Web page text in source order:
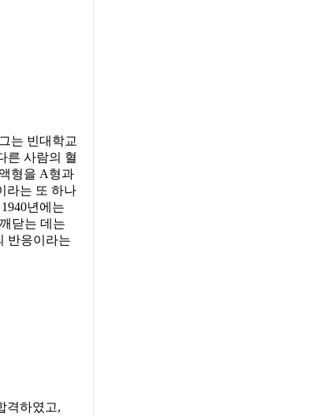
는 빈대학교
른 사람의 혈
형을 A형과
라는 또 하나
년에는
닫는 데는
반응이라는
격하였고,